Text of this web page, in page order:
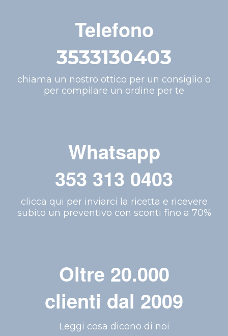
Telefono
3533130403
chiama un nostro ottico per un consiglio o
per compilare un ordine per te
Whatsapp
353 313 0403
clicca qui per inviarci la ricetta e ricevere
subito un preventivo con sconti fino a 70%
Oltre 20.000
clienti dal 2009
Leggi cosa dicono di noi